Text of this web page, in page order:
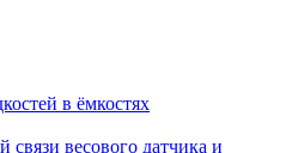
в ёмкостях
связи весового датчика и